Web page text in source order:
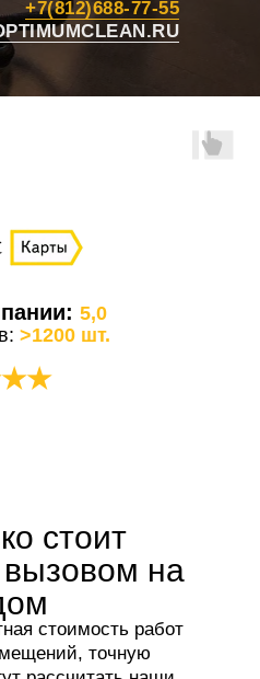
+7(812)688-77-55
5,0
>1200 шт.
стоит
вызовом на
стоимость работ
точную